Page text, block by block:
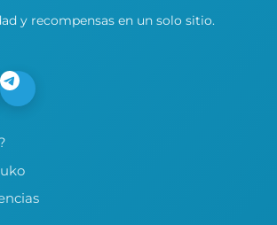
y recompensas en un solo sitio.